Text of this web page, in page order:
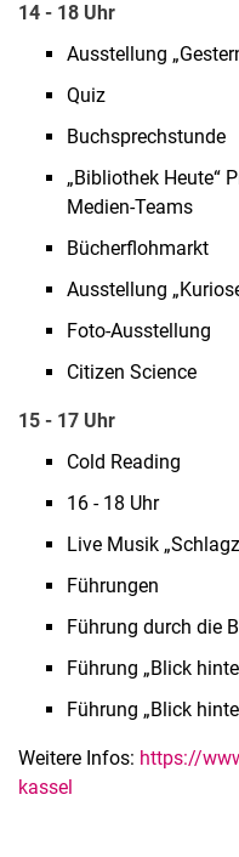
14 - 18 Uhr
Ausstellung
Quiz
Buchsprechstunde
„Bibliothek Heute“
Medien-Teams
Bücherflohmarkt
Ausstellung
Foto-Ausstellung
Citizen Science
15 - 17 Uhr
Cold Reading
16 - 18 Uhr
Live Musik
Führungen
Führung durch die
Führung „Blick
Führung „Blick
Weitere Infos: https://
kassel